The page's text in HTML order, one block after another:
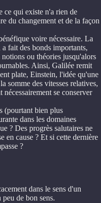
ce qui existe n'a rien de
du changement et de la façon
voire nécessaire. La
fait des bonds importants,
notions ou théories jusqu'alors
Ainsi, Galilée remit
plate, Einstein, l'idée qu'une
somme des vitesses relatives,
se conserver
(pourtant bien plus
dans les domaines
? Des progrès salutaires ne
en cause ? Et si cette dernière
?
dans le sens d'un
de bon sens.